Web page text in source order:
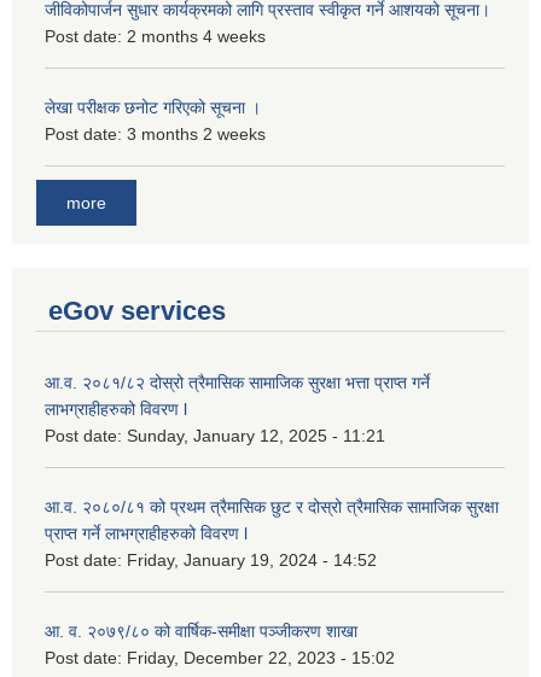
जीविकोपार्जन सुधार कार्यक्रमको लागि प्रस्ताव स्वीकृत गर्ने आशयको सूचना।
Post date: 2 months 4 weeks
लेखा परीक्षक छनोट गरिएको सूचना ।
Post date: 3 months 2 weeks
more
eGov services
आ.व. २०८१/८२ दोस्रो त्रैमासिक सामाजिक सुरक्षा भत्ता प्राप्त गर्ने
लाभग्राहीहरुको विवरण l
Post date: Sunday, January 12, 2025 - 11:21
आ.व. २०८०/८१ को प्रथम त्रैमासिक छुट र दोस्रो त्रैमासिक सामाजिक सुरक्षा
प्राप्त गर्ने लाभग्राहीहरुको विवरण l
Post date: Friday, January 19, 2024 - 14:52
आ. व. २०७९/८० को वार्षिक-समीक्षा पञ्जीकरण शाखा
Post date: Friday, December 22, 2023 - 15:02